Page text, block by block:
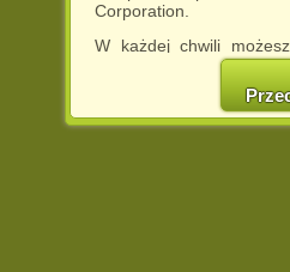
Corporation.
W każdej chwili
cookies w swojej
w naszej
http://chomikuj.pl/